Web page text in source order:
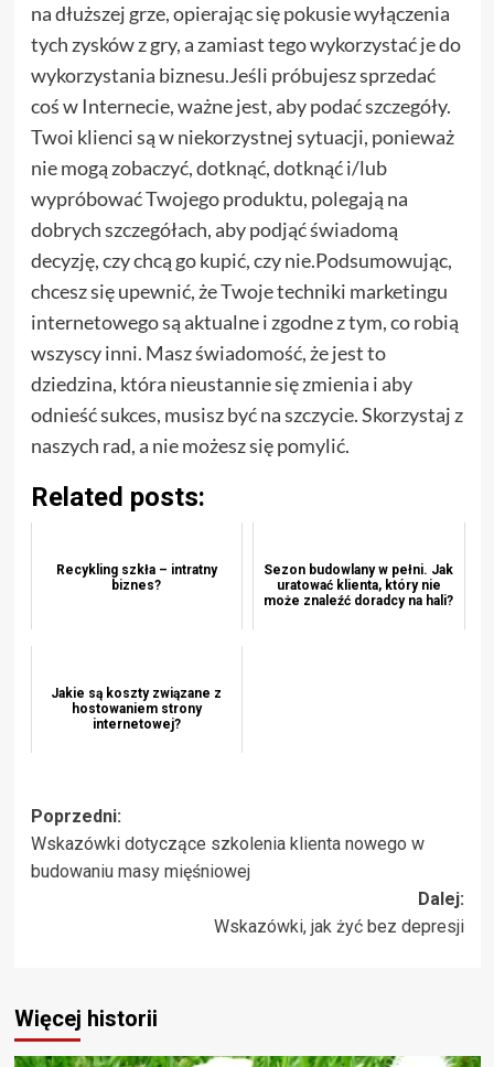
na dłuższej grze, opierając się pokusie wyłączenia
tych zysków z gry, a zamiast tego wykorzystać je do
wykorzystania biznesu.Jeśli próbujesz sprzedać
coś w Internecie, ważne jest, aby podać szczegóły.
Twoi klienci są w niekorzystnej sytuacji, ponieważ
nie mogą zobaczyć, dotknąć, dotknąć i/lub
wypróbować Twojego produktu, polegają na
dobrych szczegółach, aby podjąć świadomą
decyzję, czy chcą go kupić, czy nie.Podsumowując,
chcesz się upewnić, że Twoje techniki marketingu
internetowego są aktualne i zgodne z tym, co robią
wszyscy inni. Masz świadomość, że jest to
dziedzina, która nieustannie się zmienia i aby
odnieść sukces, musisz być na szczycie. Skorzystaj z
naszych rad, a nie możesz się pomylić.
Related posts:
Recykling szkła – intratny
biznes?
Sezon budowlany w pełni. Jak
uratować klienta, który nie
może znaleźć doradcy na hali?
Jakie są koszty związane z
hostowaniem strony
internetowej?
Zobacz
wpisy
Poprzedni:
Wskazówki dotyczące szkolenia klienta nowego w
budowaniu masy mięśniowej
Dalej:
Wskazówki, jak żyć bez depresji
Więcej historii